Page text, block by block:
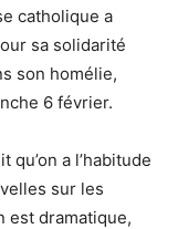
catholique a
sa solidarité
son homélie,
6 février.
a l’habitude
sur les
est dramatique,